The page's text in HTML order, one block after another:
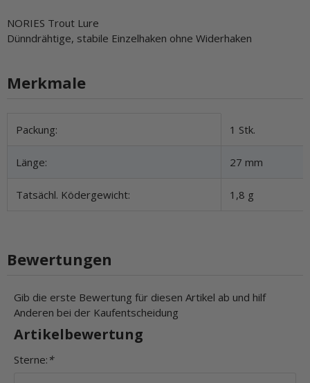
NORIES Trout Lure
Dünndrähtige, stabile Einzelhaken ohne Widerhaken
Merkmale
Produkteigenschaft
Wert
Packung: 1 Stk.
Länge: 27 mm
Tatsächl. Ködergewicht: 1,8 g
Bewertungen
Gib die erste Bewertung für diesen Artikel ab und hilf
Anderen bei der Kaufentscheidung
Artikelbewertung
Sterne: *